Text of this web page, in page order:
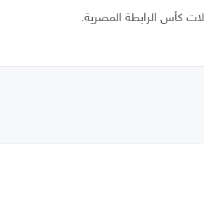
كأس الرابطة المصرية.